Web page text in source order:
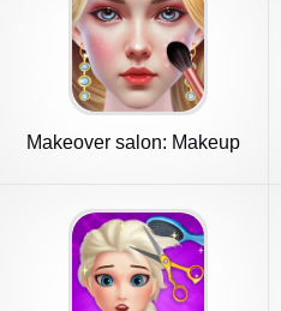
Makeover salon: Makeup